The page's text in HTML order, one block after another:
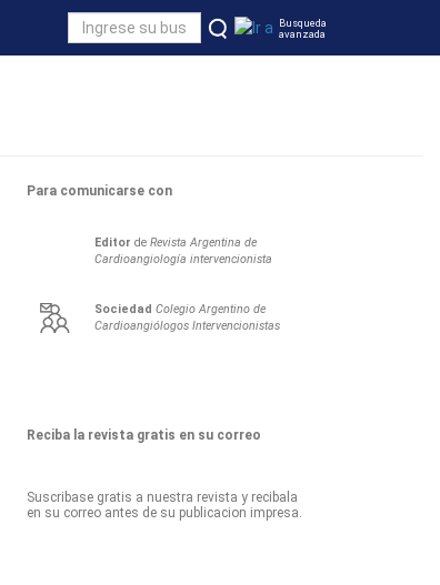
Busqueda
avanzada
Para comunicarse con
Editor de Revista Argentina de
Cardioangiología intervencionista
Sociedad Colegio Argentino de
Cardioangiólogos Intervencionistas
Reciba la revista gratis en su correo
Suscribase gratis a nuestra revista y recibala
en su correo antes de su publicacion impresa.